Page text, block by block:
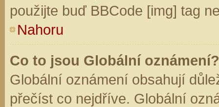
použijte buď BBCode [img] tag
Nahoru
Co to jsou Globální oznámení?
Globální oznámení obsahují
přečíst co nejdříve. Globální